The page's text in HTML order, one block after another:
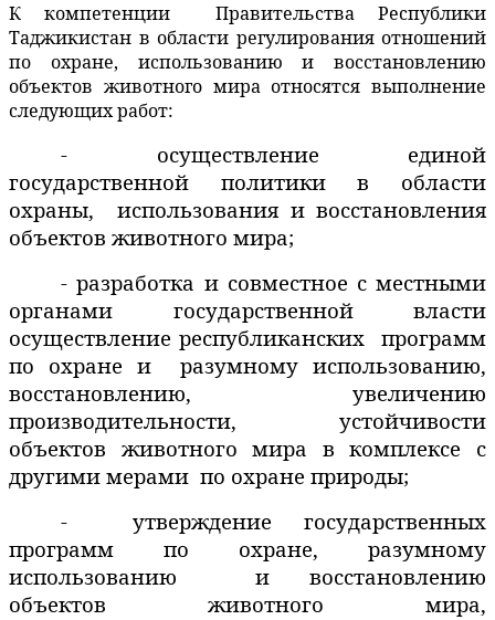
К компетенции
Правительства Республики
Таджикистан в области регулирования отношений
по охране, использованию и восстановлению
объектов животного мира относятся выполнение
следующих работ:
- осуществление единой
государственной политики в области
охраны,
использования и восстановления
объектов животного мира;
- разработка и совместное с местными
органами государственной власти
осуществление республиканских
программ
по охране и
разумному использованию,
восстановлению, увеличению
производительности, устойчивости
объектов животного мира в комплексе с
другими мерами по охране природы;
-
утверждение государственных
программ по охране, разумному
использованию
и восстановлению
объектов животного мира,